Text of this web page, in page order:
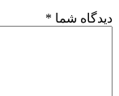
دیدگاه شما *